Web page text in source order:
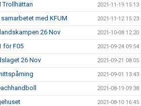
Trollhättan 2021-11-19 15:13
med KFUM 2021-11-12 15:23
26 Nov 2021-10-08 12:20
för F05 2021-09-24 09:54
26 Nov 2021-09-21 08:05
2021-09-01 13:43
2021-08-19 09:38
2021-08-10 16:45